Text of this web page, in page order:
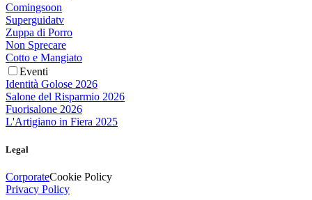
Comingsoon
Superguidatv
Zuppa di Porro
Non Sprecare
Cotto e Mangiato
Eventi
Identità Golose 2026
Salone del Risparmio 2026
Fuorisalone 2026
L'Artigiano in Fiera 2025
Legal
CorporateCookie Policy
Privacy Policy